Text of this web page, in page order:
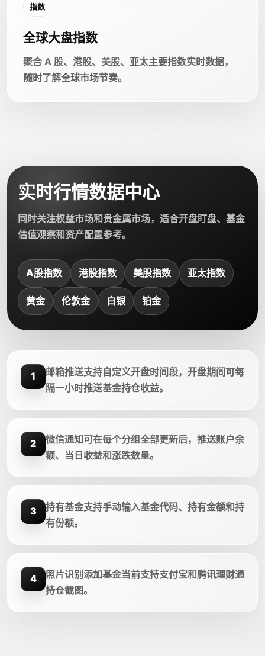
指数
全球大盘指数
聚合 A 股、港股、美股、亚太主要指数实时数据，
随时了解全球市场节奏。
实时行情数据中心
同时关注权益市场和贵金属市场，适合开盘盯盘、基金
估值观察和资产配置参考。
A股指数 港股指数 美股指数 亚太指数
黄金 伦敦金 白银 铂金
1
邮箱推送支持自定义开盘时间段，开盘期间可每
隔一小时推送基金持仓收益。
2
微信通知可在每个分组全部更新后，推送账户余
额、当日收益和涨跌数量。
3
持有基金支持手动输入基金代码、持有金额和持
有份额。
4
照片识别添加基金当前支持支付宝和腾讯理财通
持仓截图。